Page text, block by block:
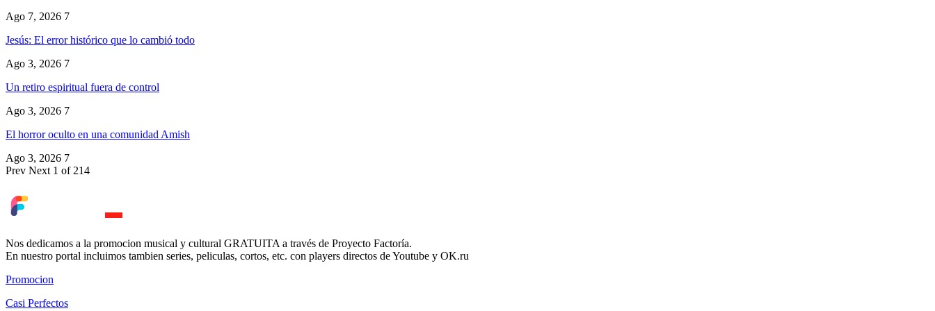
Ago 7, 2026 7
Jesús: El error histórico que lo cambió todo
Ago 3, 2026 7
Un retiro espiritual fuera de control
Ago 3, 2026 7
El horror oculto en una comunidad Amish
Ago 3, 2026 7
Prev Next 1 of 214
Nos dedicamos a la promocion musical y cultural GRATUITA a través de Proyecto Factoría.
En nuestro portal incluimos tambien series, peliculas, cortos, etc. con players directos de Youtube y OK.ru
Promocion
Casi Perfectos